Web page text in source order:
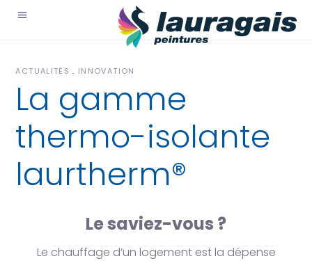
ACTUALITÉS INNOVATION
La gamme
thermo-isolante
laurtherm®
Le saviez-vous ?
Le chauffage d’un logement est la dépense